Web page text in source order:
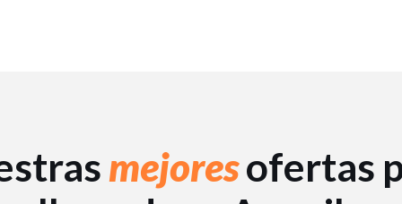
mejoresofertas